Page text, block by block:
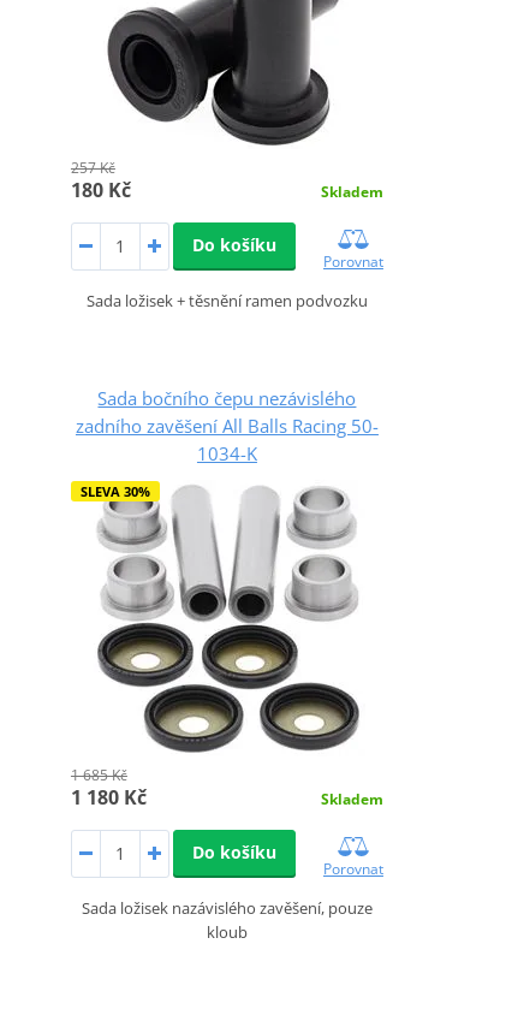
257 Kč
180 Kč Skladem
Do košíku
Porovnat
Sada ložisek + těsnění ramen podvozku
Sada bočního čepu nezávislého
zadního zavěšení All Balls Racing 50-
1034-K
SLEVA 30%
1 685 Kč
1 180 Kč Skladem
Do košíku
Porovnat
Sada ložisek nazávislého zavěšení, pouze
kloub